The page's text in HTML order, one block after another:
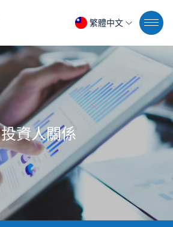
繁體中文
投資人關係